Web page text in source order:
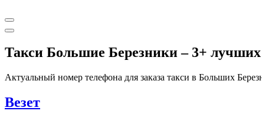
Такси Большие Березники– 3+
Актуальный номер телефона для заказа такси в Больших
Везет